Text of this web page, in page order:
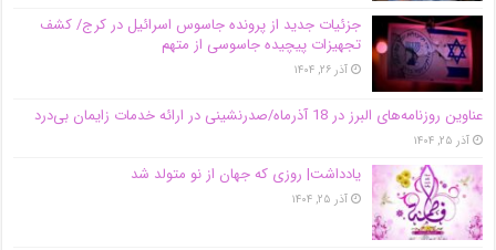
جزئیات جدید از پرونده جاسوس اسرائیل در کرج/‌ کشف
تجهیزات پیچیده جاسوسی از متهم
آذر ۲۶, ۱۴۰۴
عناوین روزنامه‌های البرز در ‌18 آذرماه/صدرنشینی در ارائه خدمات زایمان بی‌درد
آذر ۲۵, ۱۴۰۴
یادداشت| روزی که جهان از نو متولد شد
آذر ۲۵, ۱۴۰۴